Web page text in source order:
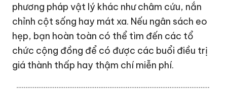
phương pháp vật lý khác như châm cứu, nắn
chỉnh cột sống hay mát xa. Nếu ngân sách eo
hẹp, bạn hoàn toàn có thể tìm đến các tổ
chức cộng đồng để có được các buổi điều trị
giá thành thấp hay thậm chí miễn phí.